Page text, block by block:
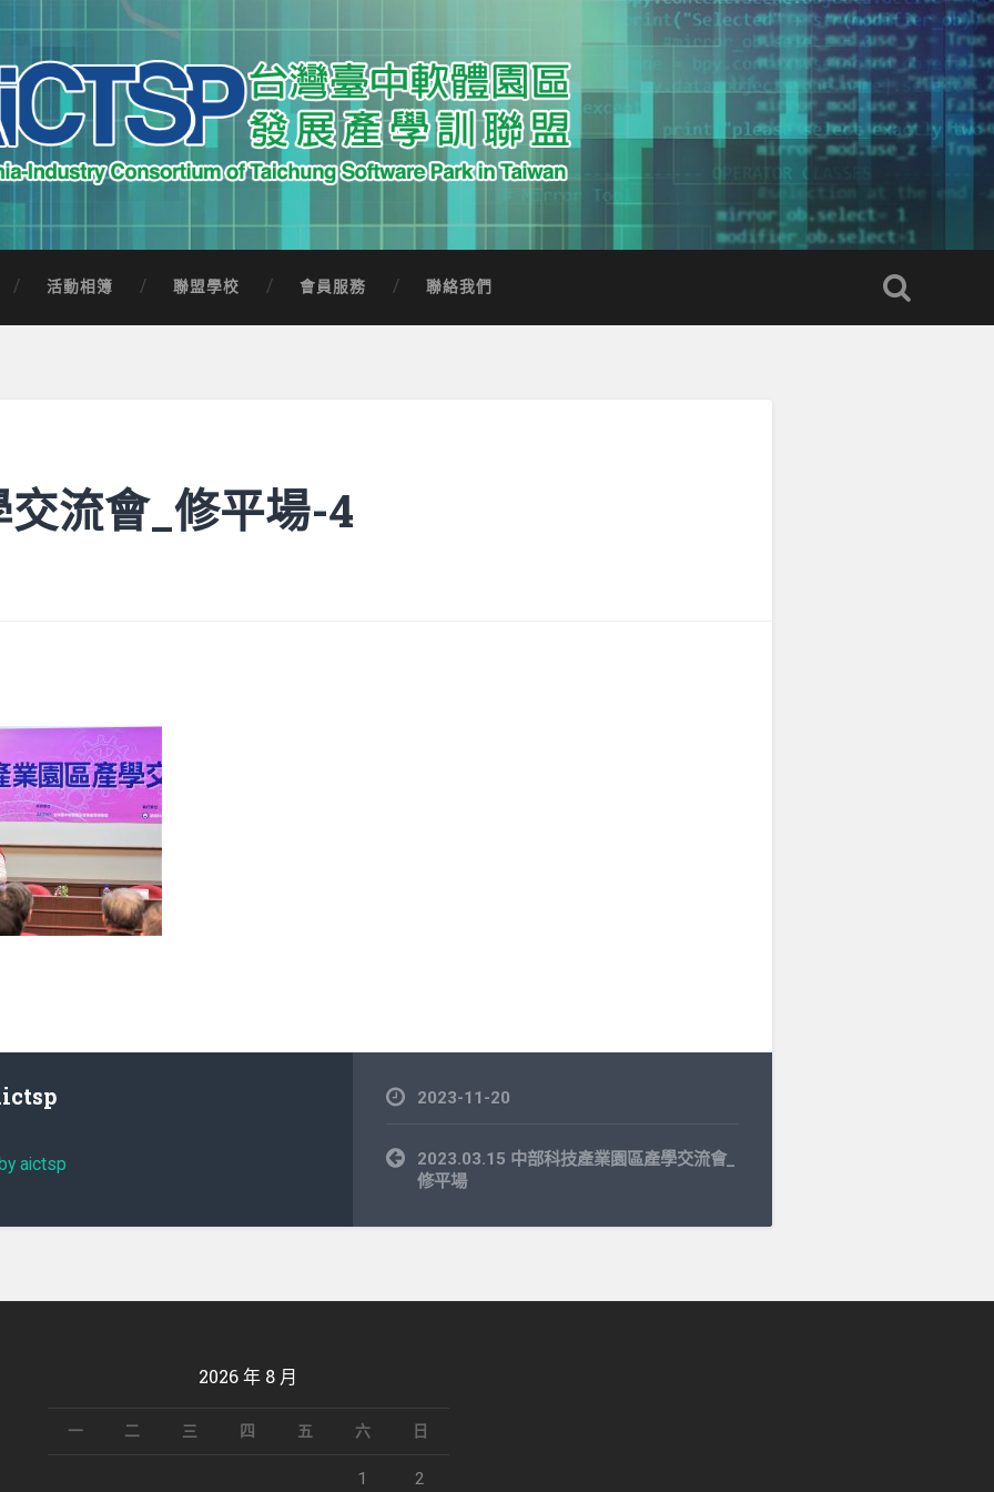
園區發展產學訓聯盟
Park in Taiwan
活動相簿 聯盟學校 會員服務 聯絡我們
交流會_修平場-4
aictsp
2023-11-20
文
章
2023.03.15 中部科技產業園區產學交流會_
修平場
2026 年 8 月
一 二 三 四 五 六 日
1 2